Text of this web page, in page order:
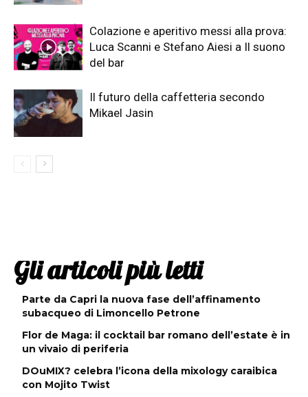
Colazione e aperitivo messi alla prova:
Luca Scanni e Stefano Aiesi a Il suono
del bar
Il futuro della caffetteria secondo
Mikael Jasin
Gli articoli più letti
Parte da Capri la nuova fase dell’affinamento
subacqueo di Limoncello Petrone
Flor de Maga: il cocktail bar romano dell’estate è in
un vivaio di periferia
DOuMIX? celebra l’icona della mixology caraibica
con Mojito Twist